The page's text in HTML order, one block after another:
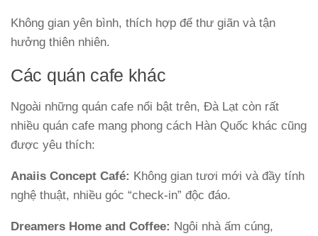
Không gian yên bình, thích hợp để thư giãn và tận
hưởng thiên nhiên.
Các quán cafe khác
Ngoài những quán cafe nổi bật trên, Đà Lạt còn rất
nhiều quán cafe mang phong cách Hàn Quốc khác cũng
được yêu thích:
Anaiis Concept Café: Không gian tươi mới và đầy tính
nghệ thuật, nhiều góc “check-in” độc đáo.
Dreamers Home and Coffee: Ngôi nhà ấm cúng,